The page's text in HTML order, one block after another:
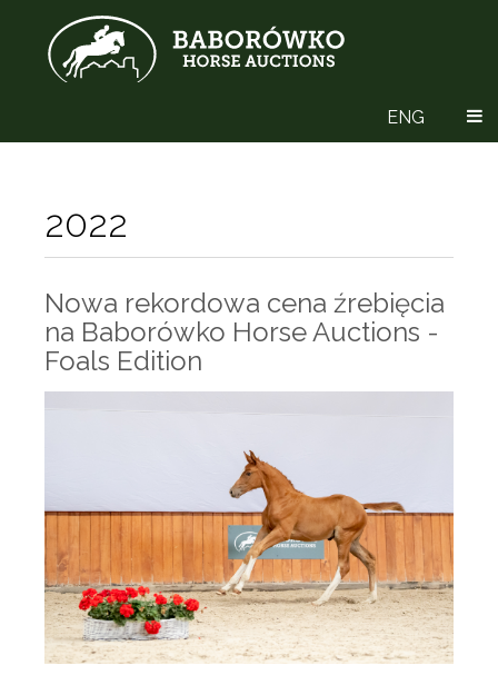
ENG
2022
Nowa rekordowa cena źrebięcia
na Baborówko Horse Auctions -
Foals Edition